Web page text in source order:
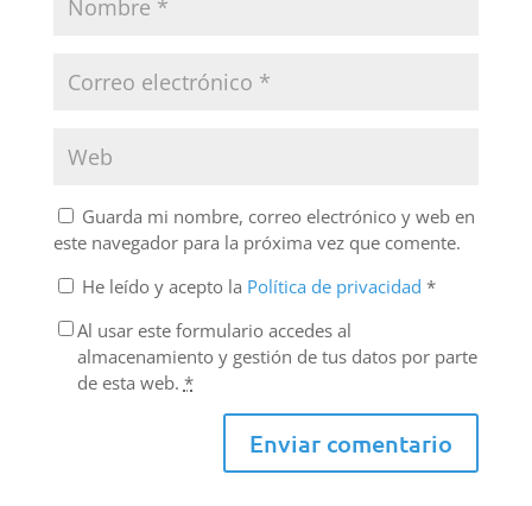
Guarda mi nombre, correo electrónico y web en
este navegador para la próxima vez que comente.
He leído y acepto la Política de privacidad *
Al usar este formulario accedes al
almacenamiento y gestión de tus datos por parte
de esta web. *